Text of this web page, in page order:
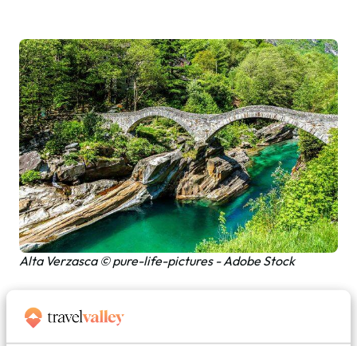
Alta Verzasca © pure-life-pictures - Adobe Stock
4. Lakes Route in Bern